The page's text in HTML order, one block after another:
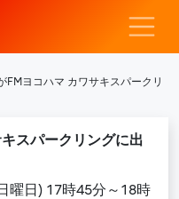
レッドウェー
FMヨコハマ カワサキスパークリ
スパークリングに出
曜日) 17時45分～18時